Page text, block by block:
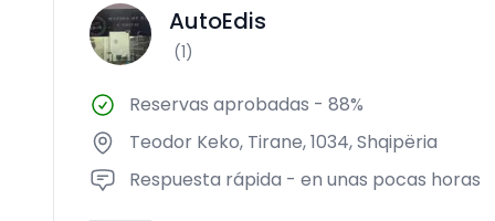
A AutoEdis
(1)
Reservas aprobadas - 88%
Teodor Keko, Tirane, 1034, Shqipëria
Respuesta rápida - en unas pocas horas